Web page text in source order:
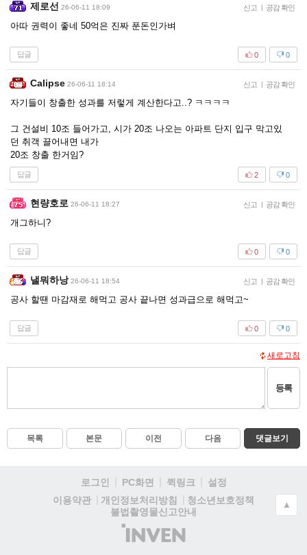
제로선 26-06-11 18:09 신고 | 공감 확인
아따 권력이 좋네 50억은 진짜 푼돈인가벼
답글 0
0
Calipse 26-06-11 18:14 신고 | 공감 확인
자기들이 창출한 성과를 저렇게 계산한다고..? ㅋㅋㅋㅋ
그 건설비 10조 들어가고, 시가 20조 나오는 아파트 단지 입구 막고있
던 취객 끌어내면 내가
20조 창출 한거임?
답글 0
2
현량호로 26-06-11 18:27 신고 | 공감 확인
개그하니?
답글 0
0
낼뭐하낭 26-06-11 18:54 신고 | 공감 확인
공사 할땐 마감재로 해먹고 공사 끝나면 성과급으로 해먹고~
답글 0
0
새로고침
등록
목록 본문 이전 다음 댓글보기
로그인 PC화면 퀵링크
설정
이용약관
개인정보처리방침
청소년보호정책
불법촬영물신고안내
(주)
인
▲